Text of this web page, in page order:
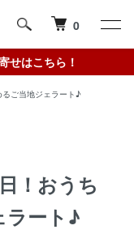
0
せはこちら！
ご当地ジェラート♪
！おうち
ラート♪